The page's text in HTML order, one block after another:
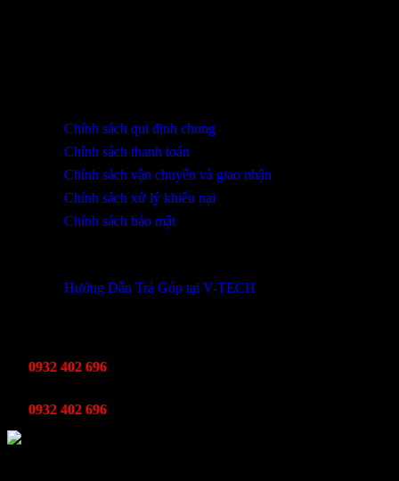
Chính sách qui định chung
Chính sách thanh toán
Chính sách vận chuyển và giao nhận
Chính sách xử lý khiếu nại
Chính sách bảo mật
Hướng Dẫn Trả Góp tại V-TECH
0932 402 696
0932 402 696